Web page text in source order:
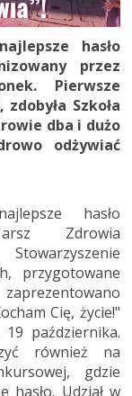
hasło
przez
Pierwsze
Szkoła
dba i dużo
odżywiać
hasło
Zdrowia
przygotowane
Cię, życie!"
października.
również na
gdzie
hasło. Udział w